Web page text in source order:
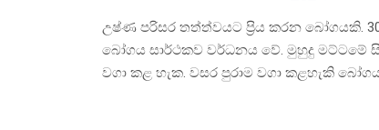
උෂ්ණ පරිසර තත්ත්වයට ප්‍රිය කරන බෝගයකි.
බෝගය සාර්ථකව වර්ධනය වේ. මුහුදු මට්ටමේ
වගා කළ හැක. වසර පුරාම වගා කළහැකි